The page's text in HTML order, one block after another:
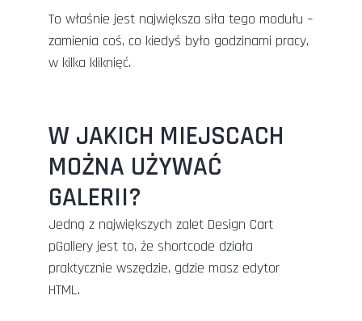
To właśnie jest największa siła tego modułu –
zamienia coś, co kiedyś było godzinami pracy,
w kilka kliknięć.
W JAKICH MIEJSCACH
MOŻNA UŻYWAĆ
GALERII?
Jedną z największych zalet Design Cart
pGallery jest to, że shortcode działa
praktycznie wszędzie, gdzie masz edytor
HTML.